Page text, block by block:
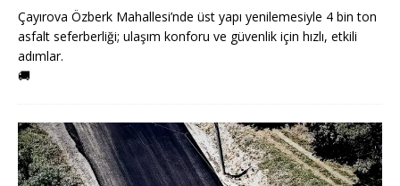
Çayırova Özberk Mahallesi’nde üst yapı yenilemesiyle 4 bin ton
asfalt seferberliği; ulaşım konforu ve güvenlik için hızlı, etkili
adımlar.
🚚